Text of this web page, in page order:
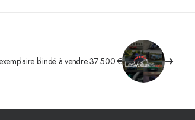
blindé à vendre 37 500 €